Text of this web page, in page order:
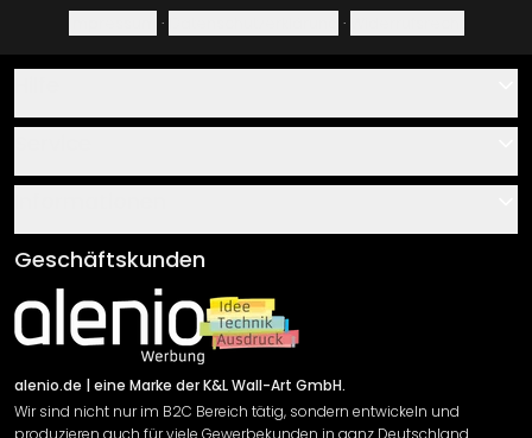
· ·
Über uns
Klebe- und Montageanleitungen
Newsletter An-/Abmeldung
Sendungsverfolgung
AGB
Impressum
Versand & Zahlung
Rücksendung
Widerrufsrecht
Geschäftskunden
alenio.de | eine Marke der K&L Wall-Art GmbH.
Wir sind nicht nur im B2C Bereich tätig, sondern entwickeln und
produzieren auch für viele Gewerbekunden in ganz Deutschland